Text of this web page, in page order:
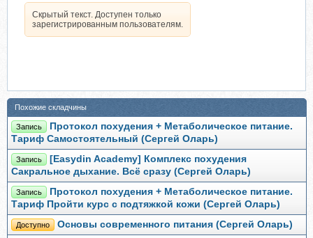
Скрытый текст. Доступен только
зарегистрированным пользователям.
Похожие складчины
Запись
Протокол похудения + Метаболическое питание.
Тариф Самостоятельный (Сергей Оларь)
Запись
[Easydin Academy] Комплекс похудения
Сакральное дыхание. Всё сразу (Сергей Оларь)
Запись
Протокол похудения + Метаболическое питание.
Тариф Пройти курс с подтяжкой кожи (Сергей Оларь)
Доступно Основы современного питания (Сергей Оларь)